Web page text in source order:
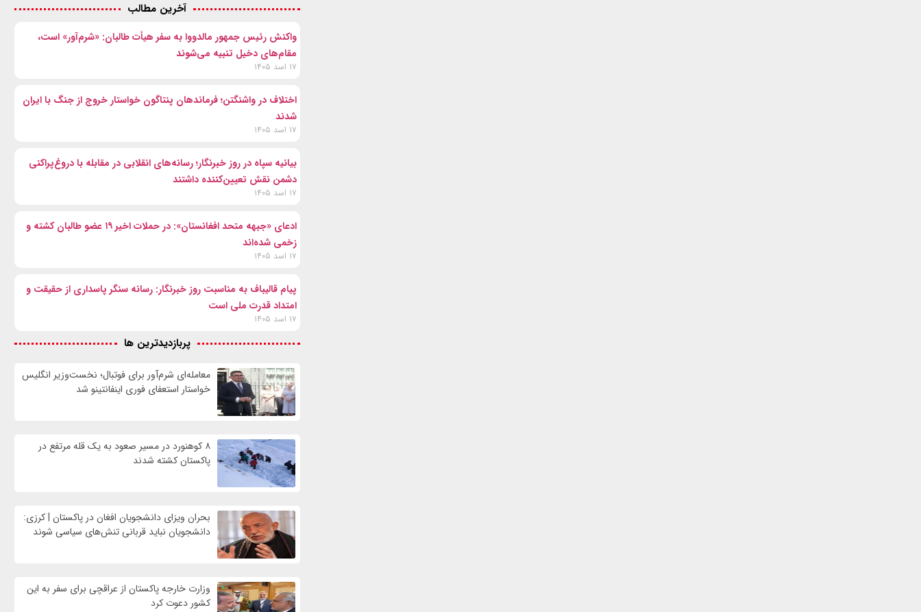
آخرین مطالب
واکنش رئیس جمهور مالدووا به سفر هیأت طالبان: «شرم‌آور» است،
مقام‌های دخیل تنبیه می‌شوند
۱۷ اسد ۱۴۰۵
اختلاف در واشنگتن؛ فرماندهان پنتاگون خواستار خروج از جنگ با ایران
شدند
۱۷ اسد ۱۴۰۵
بیانیه سپاه در روز خبرنگار؛ رسانه‌های انقلابی در مقابله با دروغ‌پراکنی
دشمن نقش تعیین‌کننده داشتند
۱۷ اسد ۱۴۰۵
ادعای «جبهه متحد افغانستان»: در حملات اخیر ۱۹ عضو طالبان کشته و
زخمی شده‌اند
۱۷ اسد ۱۴۰۵
پیام قالیباف به مناسبت روز خبرنگار: رسانه سنگر پاسداری از حقیقت و
امتداد قدرت ملی است
۱۷ اسد ۱۴۰۵
پربازدیدترین ها
معامله‌ای شرم‌آور برای فوتبال؛ نخست‌وزیر انگلیس
خواستار استعفای فوری اینفانتینو شد
۸ کوهنورد در مسیر صعود به یک قله مرتفع در
پاکستان کشته شدند
بحران ویزای دانشجویان افغان در پاکستان | کرزی:
دانشجویان نباید قربانی تنش‌های سیاسی شوند
وزارت خارجه پاکستان از عراقچی برای سفر به این
کشور دعوت کرد